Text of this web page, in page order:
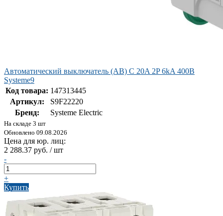
Автоматический выключатель (АВ) C 20A 2P 6kA 400В
Systeme9
Код товара: 147313445
Артикул:
S9F22220
Бренд:
Systeme Electric
На складе 3 шт
Обновлено 09.08.2026
Цена для юр. лиц:
2 288.37 руб. / шт
-
+
Купить